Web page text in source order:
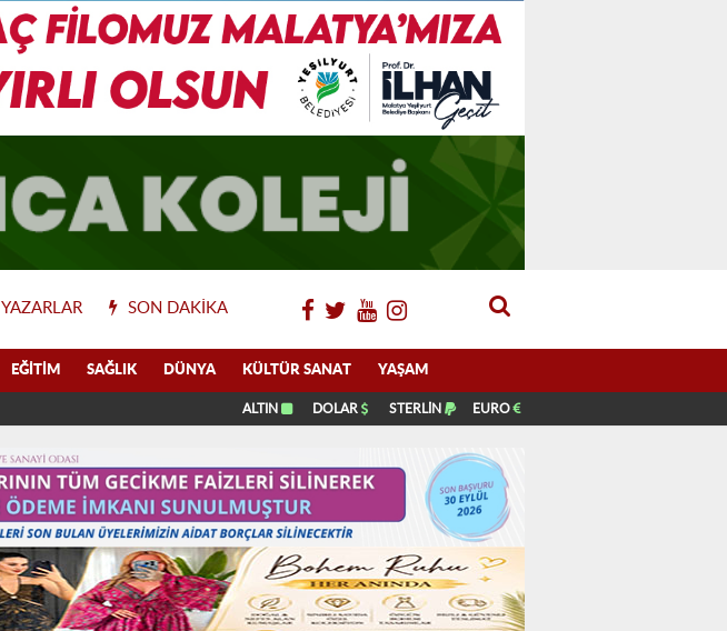
YAZARLAR SON DAKIKA
EĞITIM SAĞLIK DÜNYA KÜLTÜR SANAT YAŞAM
ALTIN DOLAR STERLİN EURO